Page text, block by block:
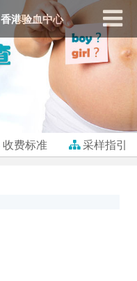
香港验血中心
收费标准 采样指引